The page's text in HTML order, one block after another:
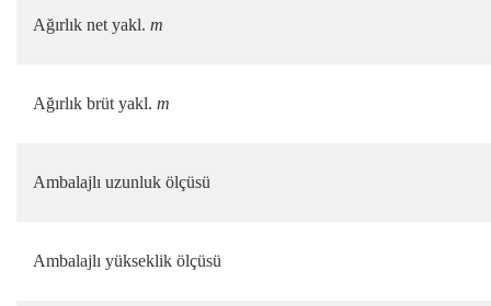
Ağırlık net yakl. m
Ağırlık brüt yakl. m
Ambalajlı uzunluk ölçüsü
Ambalajlı yükseklik ölçüsü